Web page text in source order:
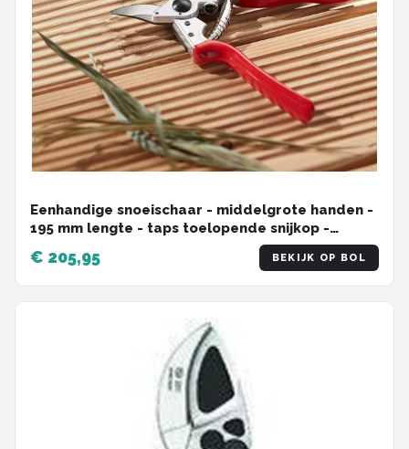
Eenhandige snoeischaar - middelgrote handen -
195 mm lengte - taps toelopende snijkop -
€ 205,95 BEKIJK OP BOL